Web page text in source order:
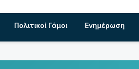
Πολιτικοί Γάμοι Ενημέρωση